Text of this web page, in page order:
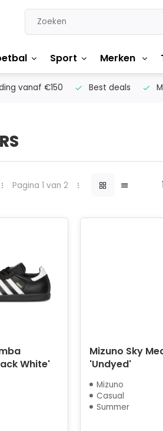
Sport Merken
vanaf €150 Best deals
Pagina 1 van 2
White'
Mizuno Sky
'Undyed'
Mizuno
Casual
Summer